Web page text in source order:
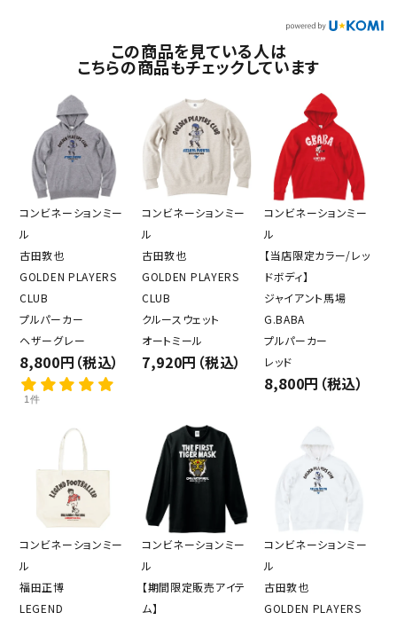
この商品を見ている人は
こちらの商品もチェックしています
コンビネーションミー
ル
古田敦也
GOLDEN PLAYERS
CLUB
プルパーカー
ヘザーグレー
8,800円（税込）
1件
コンビネーションミー
ル
古田敦也
GOLDEN PLAYERS
CLUB
クルースウェット
オートミール
7,920円（税込）
コンビネーションミー
ル
【当店限定カラー/レッ
ドボディ】
ジャイアント馬場
G.BABA
プルパーカー
レッド
8,800円（税込）
コンビネーションミー
ル
福田正博
LEGEND
コンビネーションミー
ル
【期間限定販売アイテ
ム】
コンビネーションミー
ル
古田敦也
GOLDEN PLAYERS